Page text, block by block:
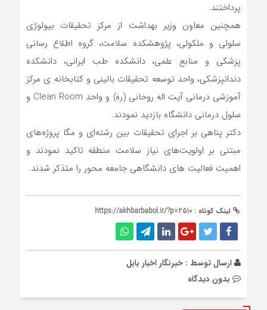
پرداختند.
همچنین معاون وزیر بهداشت از مرکز تحقیقات بیولوژی
سلولی و ملکولی، پژوهشکده سلامت، گروه اطلاع رسانی
پزشکی و منابع علمی، دانشکده طب ایرانی، دانشکده
دندانپزشکی، واحد توسعه تحقیقات بالینی و کتابخانه ی مرکز
آموزشی درمانی آیت اله روحانی (ره) و واحد Clean Room و
سلول درمانی دانشگاه بازدید نمودند.
دکتر پناهی بر اجرای تحقیقات بین رشته‌ای و مگا پروژه‌های
مبتنی بر اولویت‌های نیاز سلامت منطقه تاکید نمودند و
اهمیت فعالیت های دانشگاهی جامعه محور را متذکر شدند.
لینک کوتاه : https://akhbarbabol.ir/?p=2510
ارسال توسط : خبرنگار اخبار بابل
بدون دیدگاه